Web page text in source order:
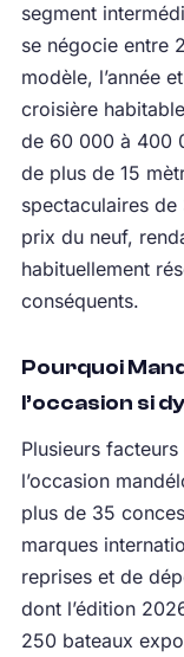
segment
se négocie entre
modèle, l’année
croisière
de 60 000 à 400
de plus de 15
spectaculaires
prix du neuf,
habituellement
conséquents.
Pourquoi
l’occasion si
Plusieurs
l’occasion
plus de 35
marques
reprises et de
dont l’édition
250 bateaux